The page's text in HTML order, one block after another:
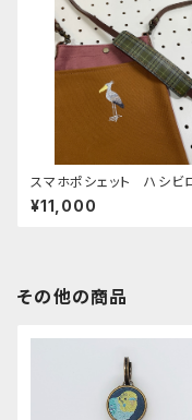
スマホポシェット ハシビ
ウ キャメル あずき 帆布
¥11,000
その他の商品